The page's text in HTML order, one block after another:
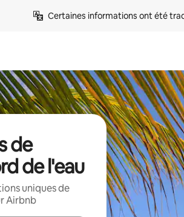
Certaines informations ont été
de
de l'eau
uniques de
Airbnb